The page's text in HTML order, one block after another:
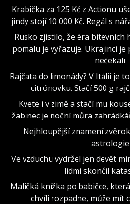
Krabička za 125 Kč z Actionu
jindy stojí 10 000 Kč. Regál s
Rusko zjistilo, že éra bitevních
pomalu je vyřazuje. Ukrajinci
nečekali
Rajčata do limonády? V Itálii je
citrónovku. Stačí 500 g
Kvete i v zimě a stačí mu
žabinec je noční můra
Nejhloupější znamení
astrologie
Ve vzduchu vydržel jen devět
lidmi skončil
Maličká knížka po babičce,
chvíli rozpadne, může mít